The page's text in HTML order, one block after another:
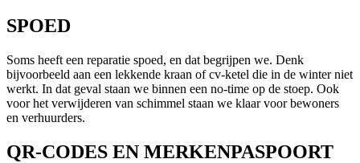
SPOED
Soms heeft een reparatie spoed, en dat begrijpen we. Denk
bijvoorbeeld aan een lekkende kraan of cv-ketel die in de winter niet
werkt. In dat geval staan we binnen een no-time op de stoep. Ook
voorhet verwijderen van schimmel staan we klaar voor bewoners
en verhuurders.
QR-CODES EN MERKENPASPOORT